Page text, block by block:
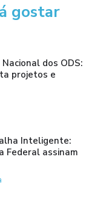
gostar
Nacional dos ODS:
projetos e
Inteligente:
Federal assinam